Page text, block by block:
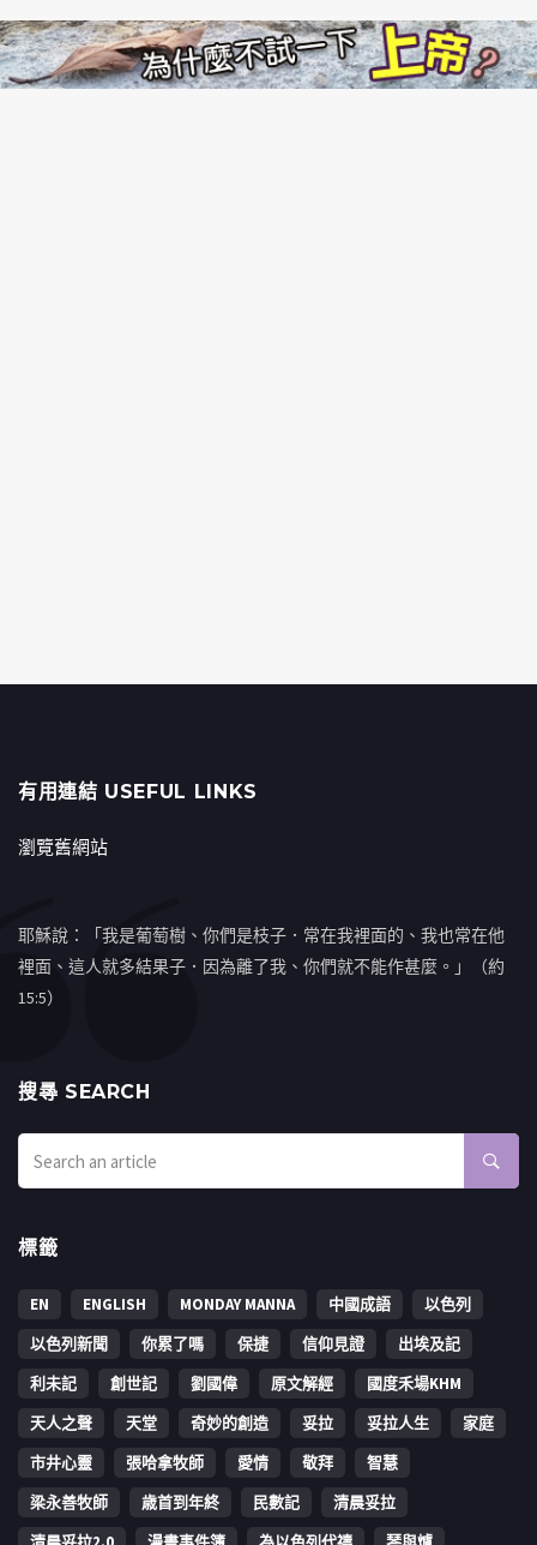
有用連結 USEFUL LINKS
瀏覽舊網站
耶穌說：「我是葡萄樹、你們是枝子．常在我裡面的、我也常在他
裡面、這人就多結果子．因為離了我、你們就不能作甚麼。」（約
15:5）
搜㝷 SEARCH
標籤
EN ENGLISH MONDAY MANNA 中國成語
以色列
以色列新聞
你累了嗎 保捷 信仰見證
出埃及記
利未記
創世記 劉國偉 原文解經
國度禾場KHM
天人之聲
天堂 奇妙的創造 妥拉 妥拉人生
家庭
市井心靈
張哈拿牧師 愛情 敬拜
智慧
梁永善牧師
歳首到年終 民數記
清晨妥拉